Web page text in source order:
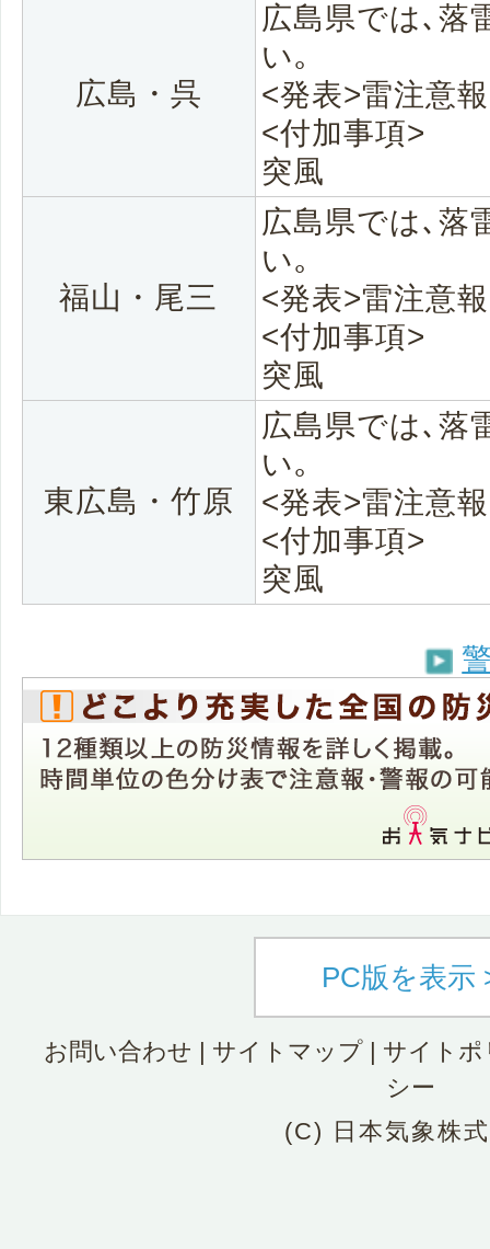
広島・呉
広島県では､落
い｡
<発表>雷注意報
<付加事項>
突風
福山・尾三
広島県では､落
い｡
<発表>雷注意報
<付加事項>
突風
東広島・竹原
広島県では､落
い｡
<発表>雷注意報
<付加事項>
突風
PC版を表示
お問い合わせ サイトマップ| サイトポ
シー
(C) 日本気象株